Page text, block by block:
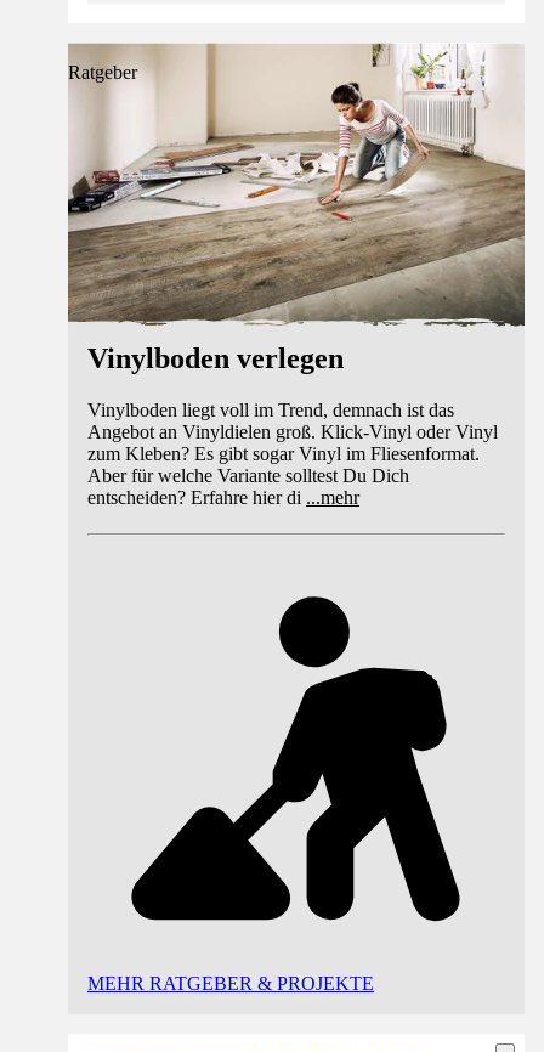
Ratgeber
Vinylboden verlegen
Vinylboden liegt voll im Trend, demnach ist das
Angebot an Vinyldielen groß. Klick-Vinyl oder Vinyl
zum Kleben? Es gibt sogar Vinyl im Fliesenformat.
Aber für welche Variante solltest Du Dich
entscheiden? Erfahre hier di ...mehr
MEHR RATGEBER & PROJEKTE